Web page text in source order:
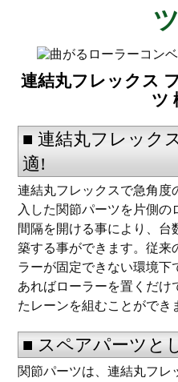
連結丸フレックス
ツ
■ 連結丸フレック
適!
連結丸フレックスで急角度
入した関節パーツを片側
間隔を開ける事により、
築する事ができます。従来
ラーが固定できない環境下
あればローラーを置くだけ
たレーンを組むことができ
■ スペアパーツと
関節パーツは、連結丸フレ